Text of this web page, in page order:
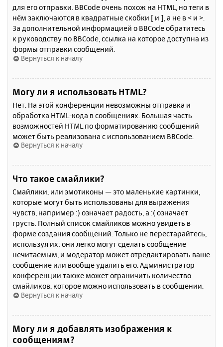
для его отправки. BBCode очень похож на HTML, но теги в
нём заключаются в квадратные скобки [ и ], а не в < и >.
За дополнительной информацией о BBCode обратитесь
к руководству по BBCode, ссылка на которое доступна из
формы отправки сообщений.
Вернуться к началу
Могу ли я использовать HTML?
Нет. На этой конференции невозможны отправка и
обработка HTML-кода в сообщениях. Большая часть
возможностей HTML по форматированию сообщений
может быть реализована с использованием BBCode.
Вернуться к началу
Что такое смайлики?
Смайлики, или эмотиконы — это маленькие картинки,
которые могут быть использованы для выражения
чувств, например :) означает радость, а :( означает
грусть. Полный список смайликов можно увидеть в
форме создания сообщений. Только не перестарайтесь,
используя их: они легко могут сделать сообщение
нечитаемым, и модератор может отредактировать ваше
сообщение или вообще удалить его. Администратор
конференции также может ограничить количество
смайликов, которое можно использовать в сообщении.
Вернуться к началу
Могу ли я добавлять изображения к
сообщениям?